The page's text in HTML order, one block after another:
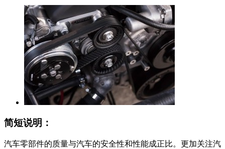
简短说明：
汽车零部件的质量与汽车的安全性和性能成正比。更加关注汽